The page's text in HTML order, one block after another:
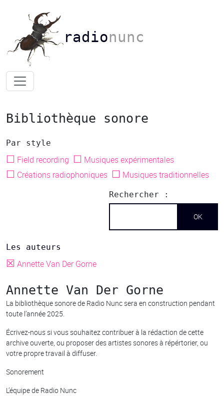
radionunc
Bibliothèque sonore
Par style
☐ Field recording ☐ Musiques expérimentales
☐ Créations radiophoniques ☐ Musiques traditionnelles
Rechercher :
Les auteurs
☒ Annette Van Der Gorne
Annette Van Der Gorne
La bibliothèque sonore de Radio Nunc sera en construction pendant
toute l’année 2025.
Écrivez-nous si vous souhaitez contribuer à la rédaction de cette
archive ouverte, ou proposer des artistes sonores à répértorier, ou
votre propre travail à diffuser.
Sonorement
L’équipe de Radio Nunc